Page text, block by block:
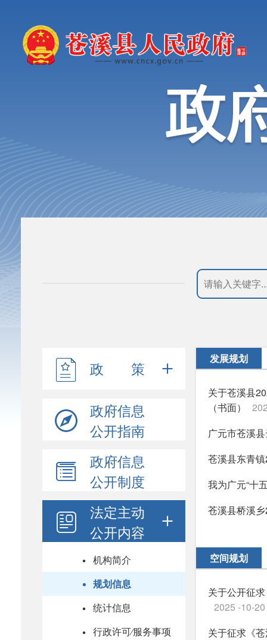
政 策
政府信息
公开指南
政府信息
公开制度
法定主动
公开内容
机构简介
规划信息
统计信息
行政许可⁄服务事项
发展规划
关于苍溪县
（书面）
广元市苍溪
苍溪县东青
我为广元“十
苍溪县桥溪
空间规划
关于公开征
2025 -10-20
关于征求《